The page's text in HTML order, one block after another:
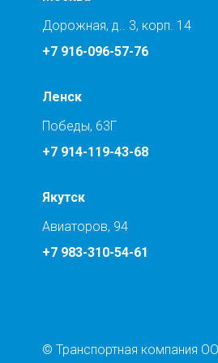
Дорожная, д.. 3, корп. 14
+7 916-096-57-76
Ленск
Победы, 63Г
+7 914-119-43-68
Якутск
Авиаторов, 94
+7 983-310-54-61
© Транспортная компания